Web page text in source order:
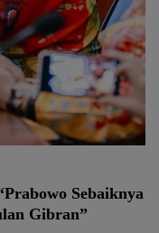
Sebaiknya
Gibran”